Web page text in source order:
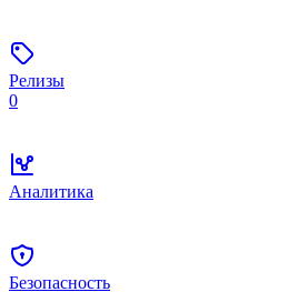
Релизы
0
Аналитика
Безопасность